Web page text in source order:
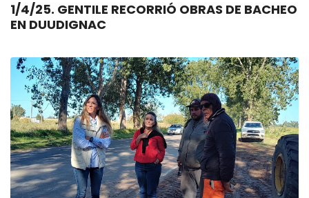
1/4/25. GENTILE RECORRIÓ OBRAS DE BACHEO
EN DUUDIGNAC